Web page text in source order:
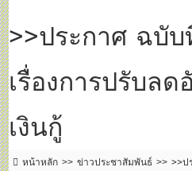
>>ประกาศ ฉบั
เรื่องการปรับลด
เงินกู้
หน้าหลัก ข่าวประชาสัมพันธ์
>>ป